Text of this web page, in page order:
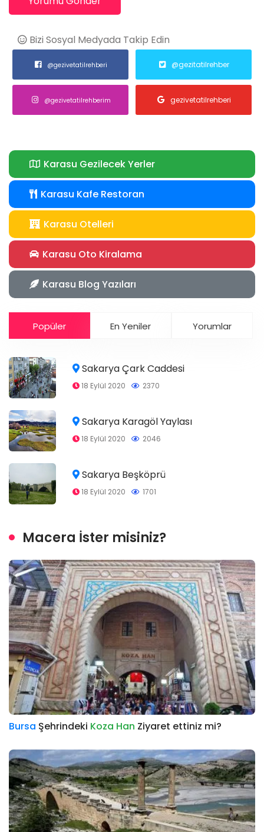
Bizi Sosyal Medyada Takip Edin
@gezivetatilrehberi @gezitatilrehber
@gezivetatilrehberim gezivetatilrehberi
Karasu Gezilecek Yerler
Karasu Kafe Restoran
Karasu Otelleri
Karasu Oto Kiralama
Karasu Blog Yazıları
Popüler En Yeniler Yorumlar
Sakarya Çark Caddesi
18 Eylül 2020 2370
Sakarya Karagöl Yaylası
18 Eylül 2020 2046
Sakarya Beşköprü
18 Eylül 2020 1701
Macera İster misiniz?
Bursa Şehrindeki Koza Han Ziyaret ettiniz mi?